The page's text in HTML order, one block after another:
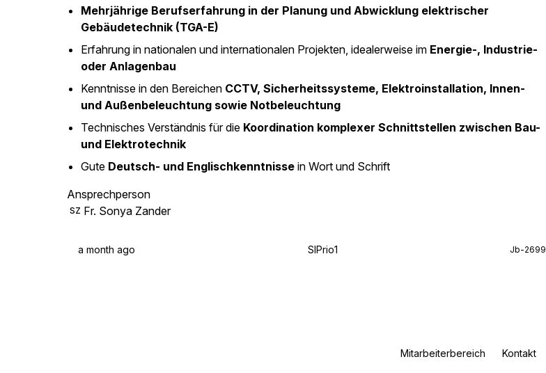
Mehrjährige Berufserfahrung in der Planung und Abwicklung elektrischer
Gebäudetechnik (TGA-E)
Erfahrung in nationalen und internationalen Projekten, idealerweise im Energie-, Industrie-
oder Anlagenbau
Kenntnisse in den Bereichen CCTV, Sicherheitssysteme, Elektroinstallation, Innen-
und Außenbeleuchtung sowie Notbeleuchtung
Technisches Verständnis für die Koordination komplexer Schnittstellen zwischen Bau-
und Elektrotechnik
Gute Deutsch- und Englischkenntnisse in Wort und Schrift
Ansprechperson
SZ Fr. Sonya Zander
a month ago SIPrio1 Jb-2699
Mitarbeiterbereich Kontakt